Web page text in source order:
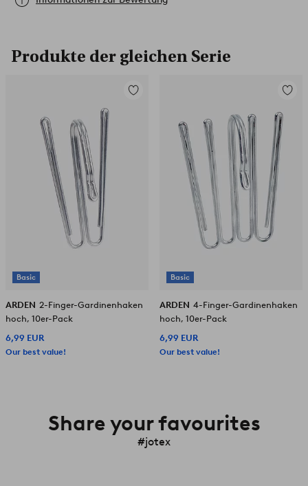
Produkte der gleichen Serie
Basic
Zu
ARDEN 2-Finger-Gardinenhaken
hoch, 10er-Pack
6,99 EUR
Our best value!
Basic
Zu
ARDEN 4-Finger-Gardinenhaken
hoch, 10er-Pack
6,99 EUR
Our best value!
Share your favourites
#jotex